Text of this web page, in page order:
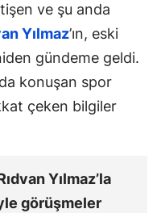
ve şu anda
Yılmaz’ın, eski
gündeme geldi.
konuşan spor
çeken bilgiler
Yılmaz’la
görüşmeler